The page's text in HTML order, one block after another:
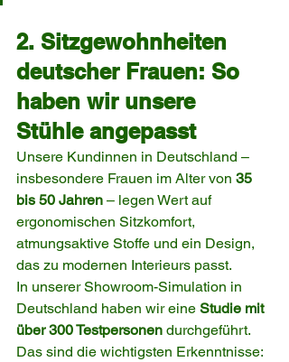
2. Sitzgewohnheiten
deutscher Frauen: So
haben wir unsere
Stühle angepasst
Unsere Kundinnen in Deutschland –
insbesondere Frauen im Alter von 35
bis 50 Jahren – legen Wert auf
ergonomischen Sitzkomfort,
atmungsaktive Stoffe und ein Design,
das zu modernen Interieurs passt.
In unserer Showroom-Simulation in
Deutschland haben wir eine Studie mit
über 300 Testpersonen durchgeführt.
Das sind die wichtigsten Erkenntnisse: